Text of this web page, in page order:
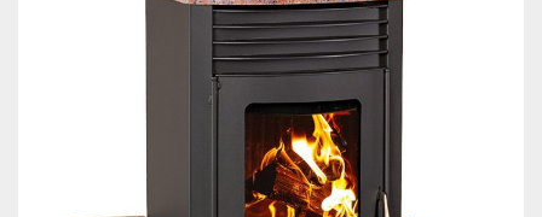
МОНТАЖНИЦИ ПЕЛЕТНИ ИЗДЕЛИЯ